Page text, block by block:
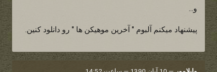
و...
پیشنهاد میکنم آلبوم " آخرین موهیکن ها " رو دانلود کنین.